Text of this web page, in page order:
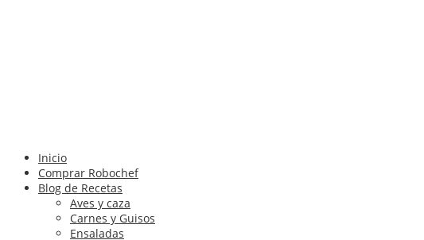
Inicio
Comprar Robochef
Blog de Recetas
Aves y caza
Carnes y Guisos
Ensaladas